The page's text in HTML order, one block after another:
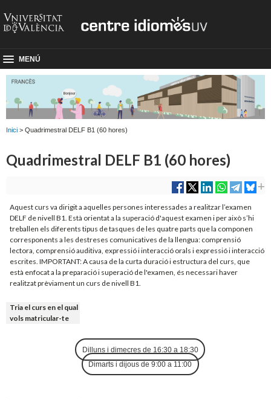
MENÚ
Inici > Quadrimestral DELF B1 (60 hores)
Quadrimestral DELF B1 (60 hores)
Aquest curs va dirigit a aquelles persones interessades a realitzar l’examen
DELF de nivell B1. Està orientat a la superació d'aquest examen i per això s’hi
treballen els diferents tipus de tasques de les quatre parts que la componen
corresponents a les destreses comunicatives de la llengua: comprensió
lectora, comprensió auditiva, expressió i interacció orals i expressió i interacció
escrites. IMPORTANT: A causa de la curta duració i estructura del curs, que
està enfocat a la preparació i superació de l'examen, és necessari haver
realitzat prèviament un curs de nivell B1.
Tria el curs en el qual
vols matricular-te
Dilluns i dimecres de 16:30 a 18:30
Dimarts i dijous de 9:00 a 11:00